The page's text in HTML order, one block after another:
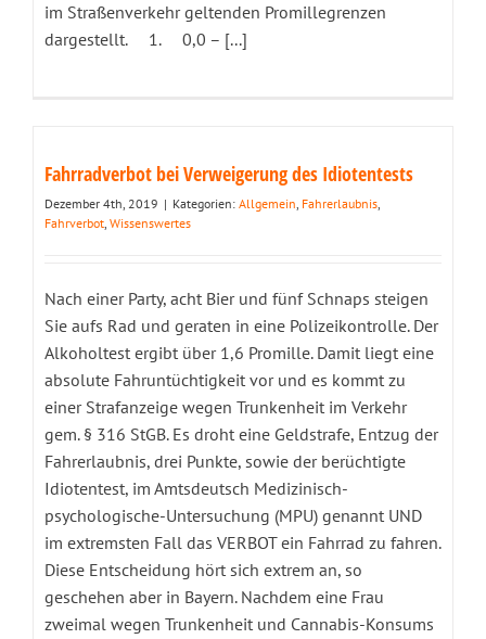
im Straßenverkehr geltenden Promillegrenzen
dargestellt. 1. 0,0 – [...]
Fahrradverbot bei Verweigerung des Idiotentests
Dezember 4th, 2019 | Kategorien: Allgemein, Fahrerlaubnis,
Fahrverbot, Wissenswertes
Nach einer Party, acht Bier und fünf Schnaps steigen
Sie aufs Rad und geraten in eine Polizeikontrolle. Der
Alkoholtest ergibt über 1,6 Promille. Damit liegt eine
absolute Fahruntüchtigkeit vor und es kommt zu
einer Strafanzeige wegen Trunkenheit im Verkehr
gem. § 316 StGB. Es droht eine Geldstrafe, Entzug der
Fahrerlaubnis, drei Punkte, sowie der berüchtigte
Idiotentest, im Amtsdeutsch Medizinisch-
psychologische-Untersuchung (MPU) genannt UND
im extremsten Fall das VERBOT ein Fahrrad zu fahren.
Diese Entscheidung hört sich extrem an, so
geschehen aber in Bayern. Nachdem eine Frau
zweimal wegen Trunkenheit und Cannabis-Konsums